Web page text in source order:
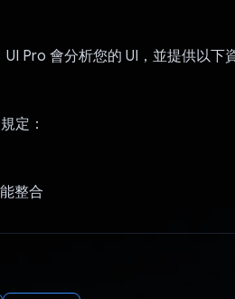
UI Pro 會分析您的 UI，並提供以下
定：
整合